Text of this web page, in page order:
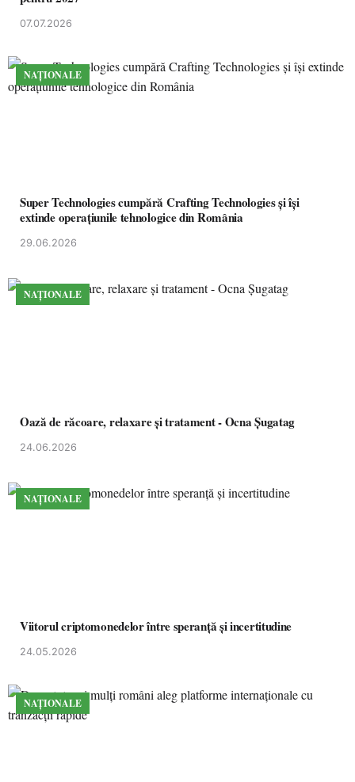
07.07.2026
NAȚIONALE
Super Technologies cumpără Crafting Technologies și își
extinde operațiunile tehnologice din România
29.06.2026
NAȚIONALE
Oază de răcoare, relaxare și tratament - Ocna Șugatag
24.06.2026
NAȚIONALE
Viitorul criptomonedelor între speranță și incertitudine
24.05.2026
NAȚIONALE